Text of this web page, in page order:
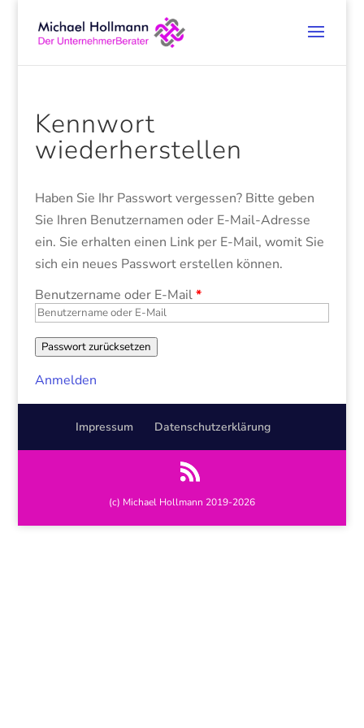
Kennwort
wiederherstellen
Haben Sie Ihr Passwort vergessen? Bitte geben
Sie Ihren Benutzernamen oder E-Mail-Adresse
ein. Sie erhalten einen Link per E-Mail, womit Sie
sich ein neues Passwort erstellen können.
Benutzername oder E-Mail*
Passwort zurücksetzen
Anmelden
Impressum Datenschutzerklärung
(c) Michael Hollmann 2019-2026